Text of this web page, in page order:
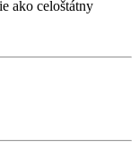
ako celoštátny